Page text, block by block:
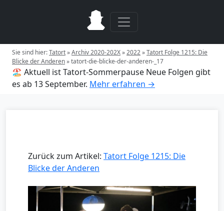
Sie sind hier:Tatort»Archiv 2020-202X»2022»Tatort Folge 1215: Die
Blicke der Anderen»tatort-die-blicke-der-anderen-_17
🏖️ Aktuell ist Tatort-Sommerpause Neue Folgen gibt
es ab 13 September. Mehr erfahren →
Zurück zum Artikel: Tatort Folge 1215: Die
Blicke der Anderen